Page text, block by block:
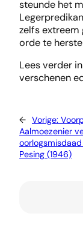
steunde het
zelfs extreem
orde te
Lees verder
verschenen
← Vorige:
Aalmoezenier
Pesing (1946)